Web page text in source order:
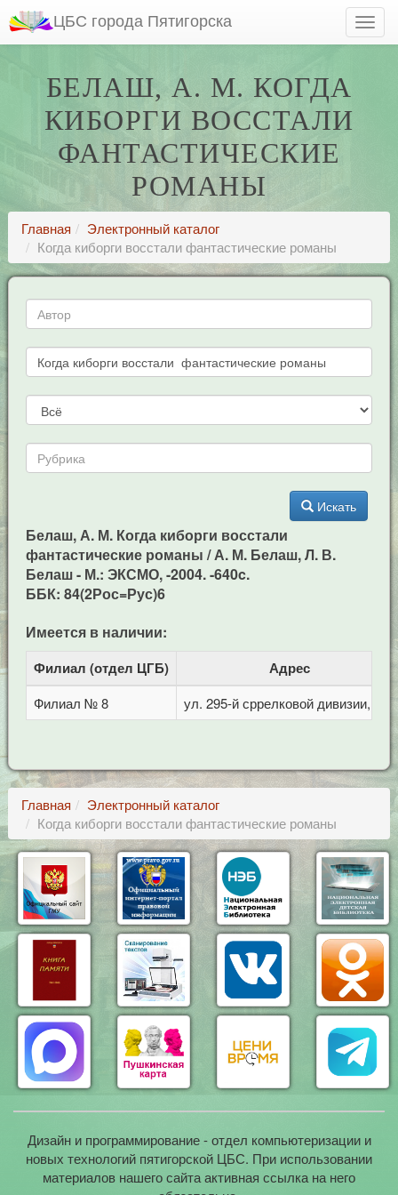
ЦБС города Пятигорска
БЕЛАШ, А. М. КОГДА
КИБОРГИ ВОССТАЛИ
ФАНТАСТИЧЕСКИЕ
РОМАНЫ
Главная
Электронный каталог
Когда киборги восстали фантастические романы
Искать
Белаш, А. М. Когда киборги восстали
фантастические романы / А. М. Белаш, Л. В.
Белаш - М.: ЭКСМО, -2004. -640c.
ББК: 84(2Рос=Рус)6
Имеется в наличии:
Филиал (отдел ЦГБ) Адрес
Филиал № 8 ул. 295-й сррелковой дивизии, 114
Главная
Электронный каталог
Когда киборги восстали фантастические романы
Дизайн и программирование - отдел компьютеризации и
новых технологий пятигорской ЦБС. При использовании
материалов нашего сайта активная ссылка на него